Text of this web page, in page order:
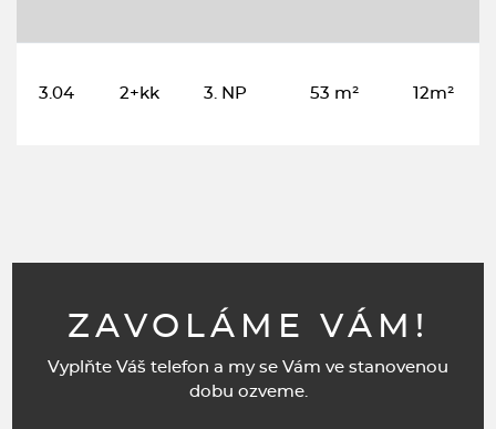
3.04 2+kk 3. NP 53 m² 12m²
ZAVOLÁME VÁM!
Vyplňte Váš telefon a my se Vám ve stanovenou
dobu ozveme.